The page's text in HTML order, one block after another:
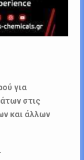
για
στις
και άλλων